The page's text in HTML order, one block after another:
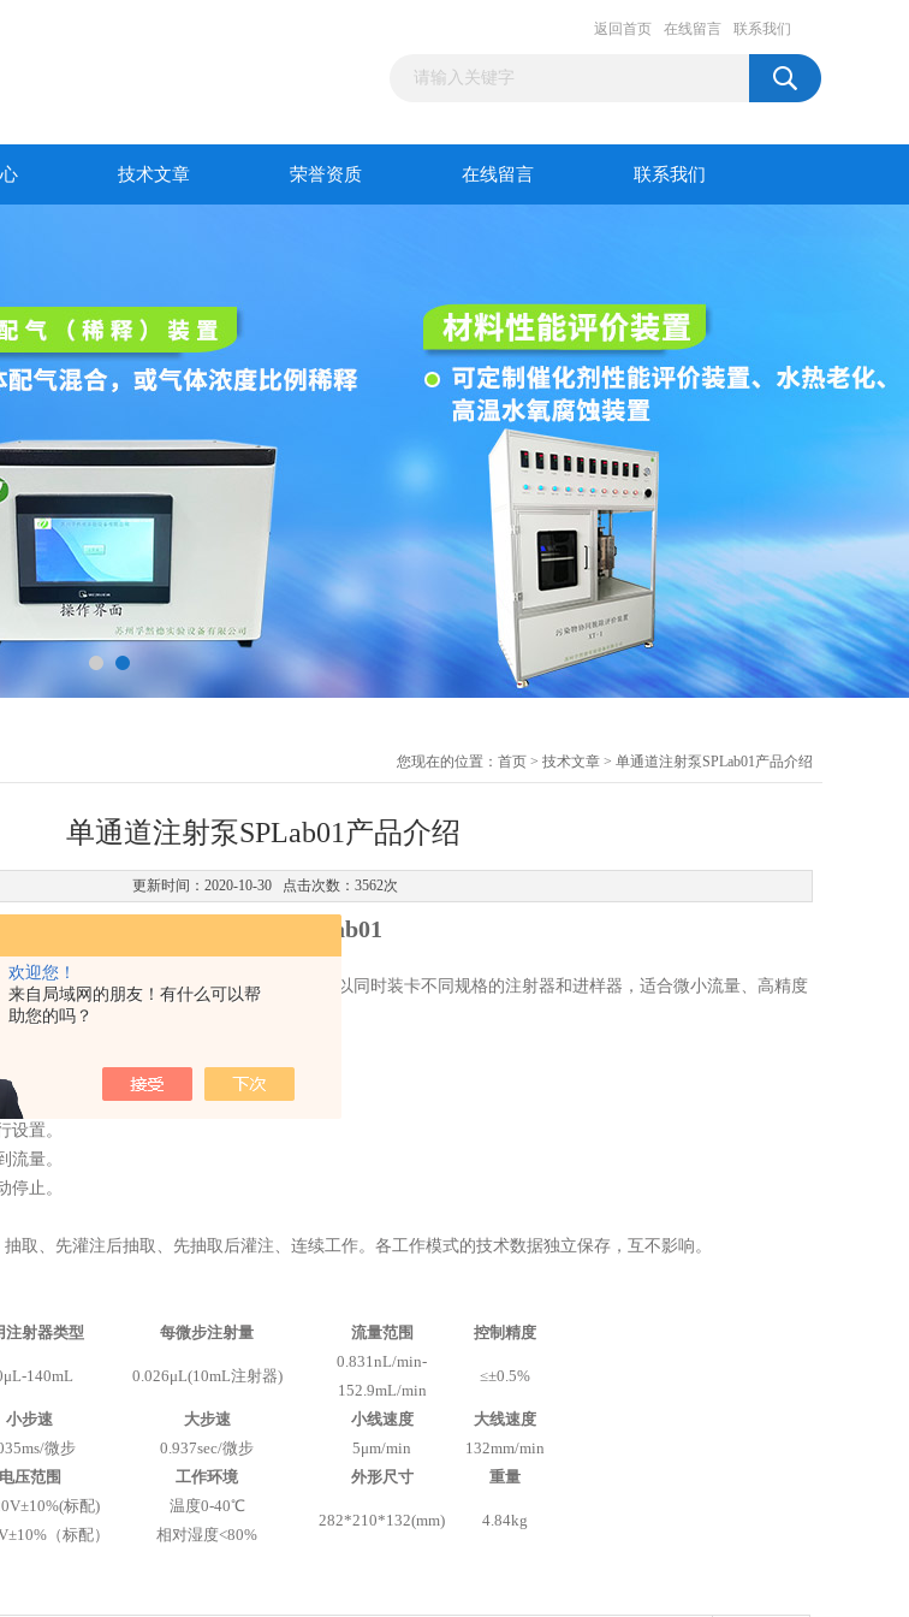
欢迎您！
来自局域网的朋友！有什么可以帮
助您的吗？
返回首页 在线留言 联系我们
技术文章 荣誉资质 在线留言 联系我们
您现在的位置： 首页 > 技术文章 > 单通道注射泵SPLab01产品介绍
单通道注射泵SPLab01产品介绍
更新时间：2020-10-30 点击次数：3562次
单通道注射泵SPLab01
大屏幕彩色液晶屏显示，操作界面友好，可以同时装卡不同规格的注射器和进样器，适合微小流量、高精度
幕液晶实时显示各项技术数据。
择注射器或直接输入注射器内径。
设置。
流量。
停止。
抽取、先灌注后抽取、先抽取后灌注、连续工作。各工作模式的技术数据独立保存，互不影响。
注射器类型 每微步注射量 流量范围 控制精度
μL-140mL 0.026μL(10mL注射器)
0.831nL/min-
152.9mL/min
≤±0.5%
小步速 大步速 小线速度
大线速度
微步 0.937sec/微步 5μm/min
132mm/min
电压范围 工作环境 外形尺寸
重量
±10%(标配) 温度0-40℃
相对湿度<80%
282*210*132(mm)
4.84kg
±10%（标配）